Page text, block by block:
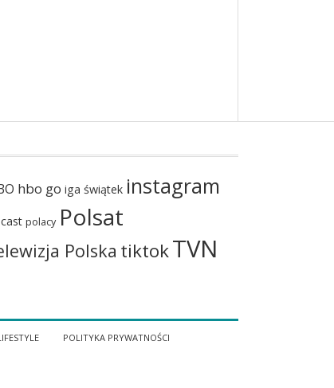
hbo go iga świątek instagram
polacy Polsat
Polska tiktokTVN
POLITYKA PRYWATNOŚCI